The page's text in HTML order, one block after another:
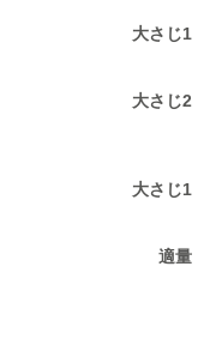
大さじ1
大さじ2
大さじ1
適量